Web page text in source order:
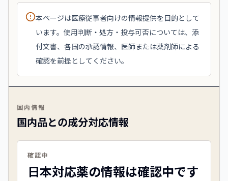
本ページは医療従事者向けの情報提供を目的として
います。使用判断・処方・投与可否については、添
付文書、各国の承認情報、医師または薬剤師による
確認を前提としてください。
国内情報
国内品との成分対応情報
確認中
日本対応薬の情報は確認中です